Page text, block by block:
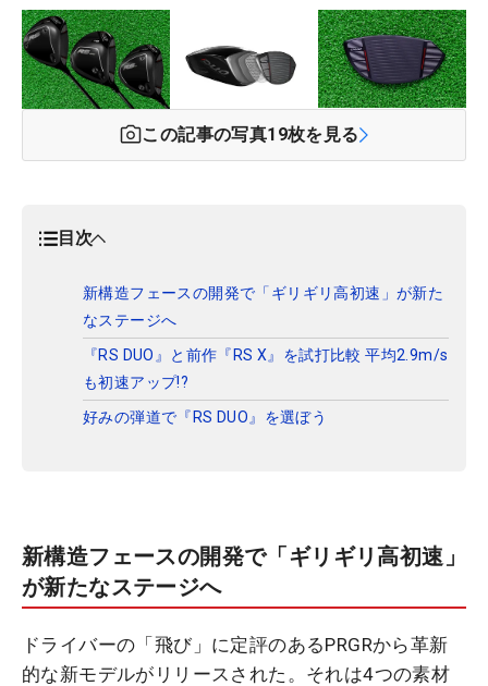
この記事の写真19枚を見る
目次
新構造フェースの開発で「ギリギリ高初速」が新た
なステージへ
『RS DUO』と前作『RS X』を試打比較 平均2.9m/s
も初速アップ!?
好みの弾道で『RS DUO』を選ぼう
新構造フェースの開発で「ギリギリ高初速」
が新たなステージへ
ドライバーの「飛び」に定評のあるPRGRから革新
的な新モデルがリリースされた。それは4つの素材